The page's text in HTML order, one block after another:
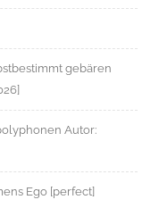
gebären
Autor:
Ego [perfect]